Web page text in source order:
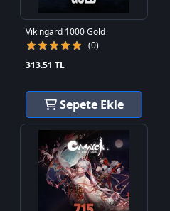
Vikingard 1000 Gold
(0)
313.51 TL
Sepete Ekle